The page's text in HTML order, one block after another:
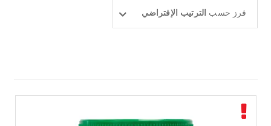
فرز حسب الترتيب الإفتراضي